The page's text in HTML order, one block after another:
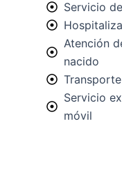
Servicio
Atención
nacido
Servicio
móvil